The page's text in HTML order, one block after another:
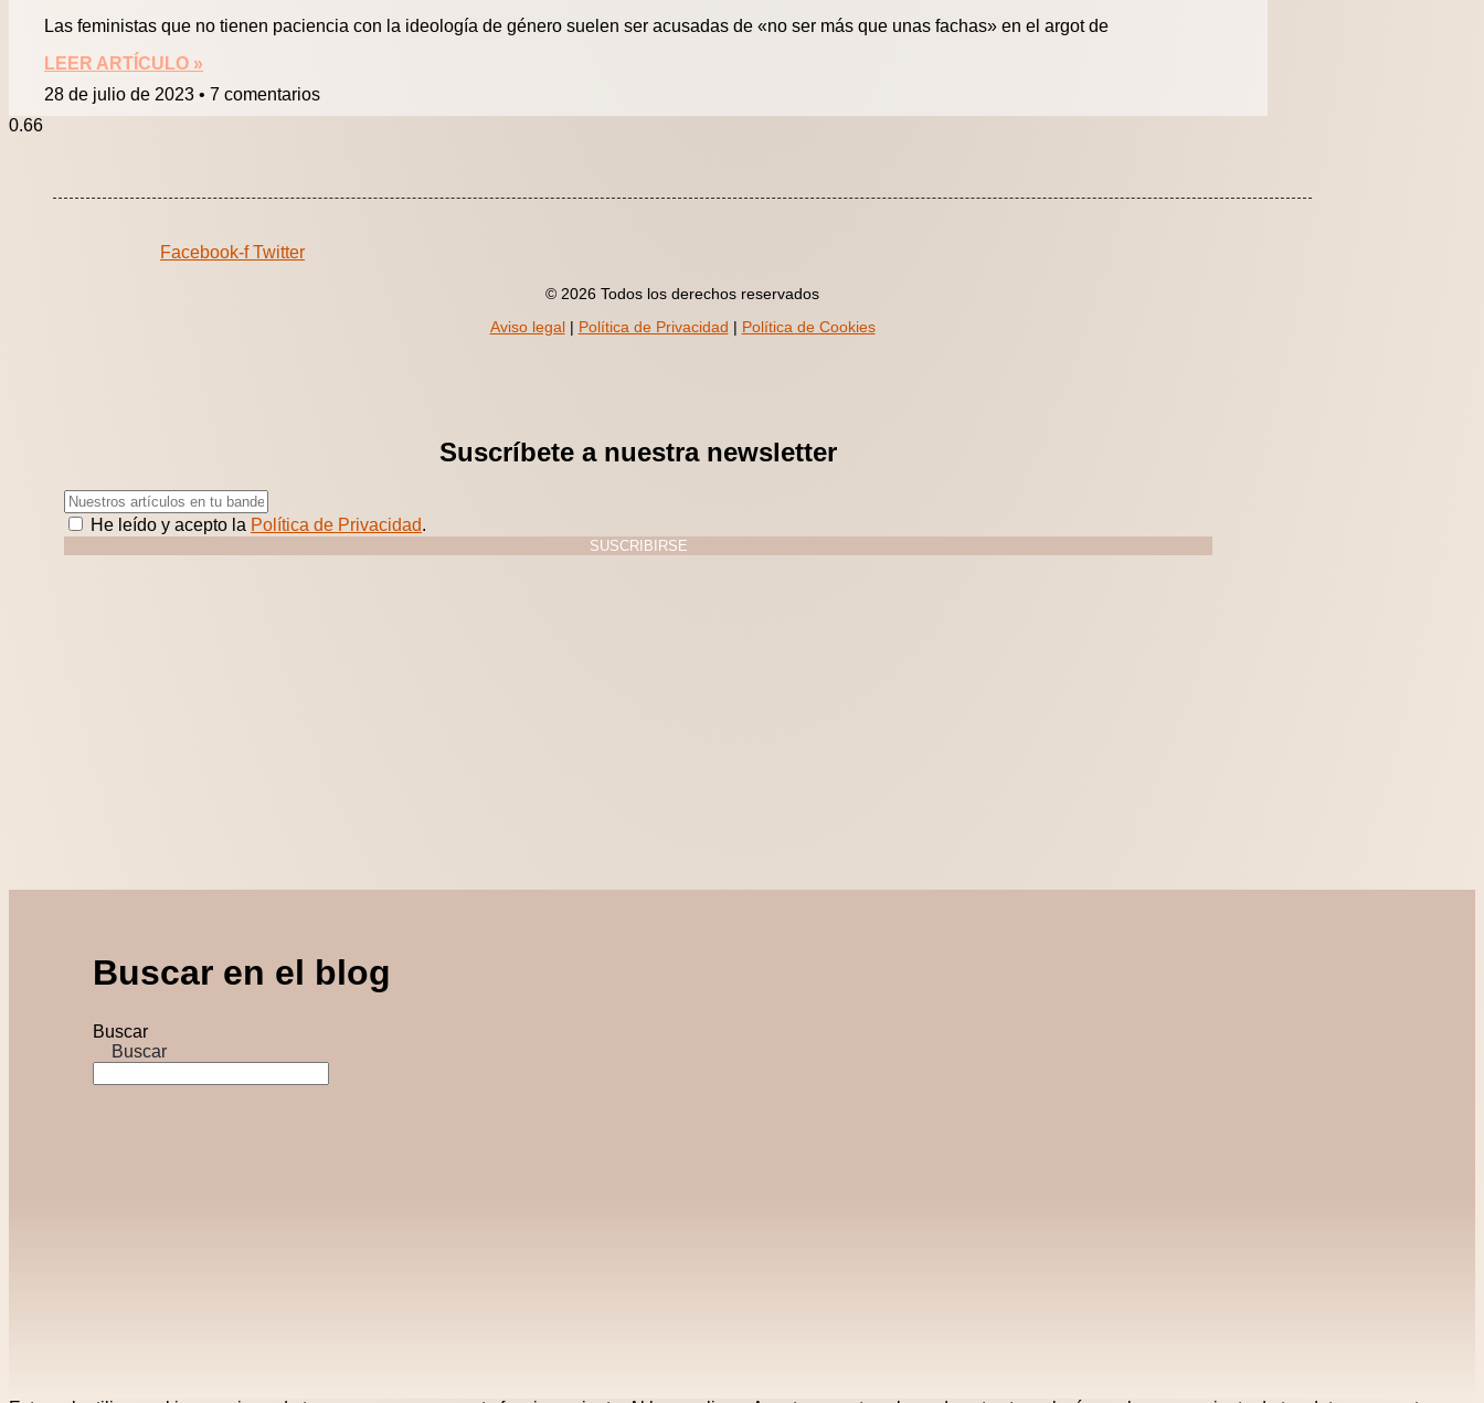
Las feministas que no tienen paciencia con la ideología de género suelen ser acusadas de «no ser más que unas fachas» en el argot de
LEER ARTÍCULO »
28 de julio de 2023
7 comentarios
Facebook-f Twitter
© 2026 Todos los derechos reservados
Aviso legal| Política de Privacidad | Política de Cookies
Suscríbete a nuestra newsletter
He leído y acepto la Política de Privacidad.
Buscar en el blog
Buscar
Buscar